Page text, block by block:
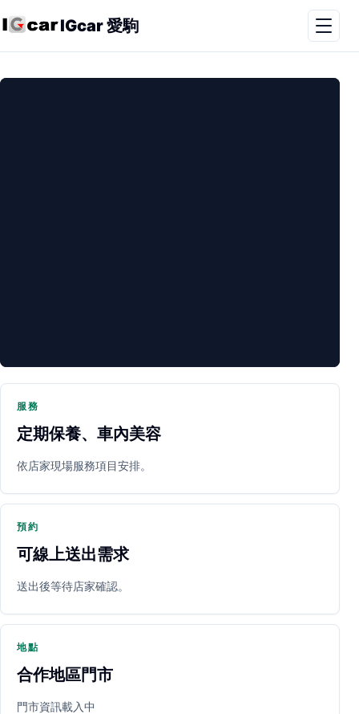
IGcar 愛駒
PARTNER SHOP
立即預約 開啟地圖 其他店家
服務
定期保養、車內美容
依店家現場服務項目安排。
預約
可線上送出需求
送出後等待店家確認。
地點
合作地區門市
門市資訊載入中